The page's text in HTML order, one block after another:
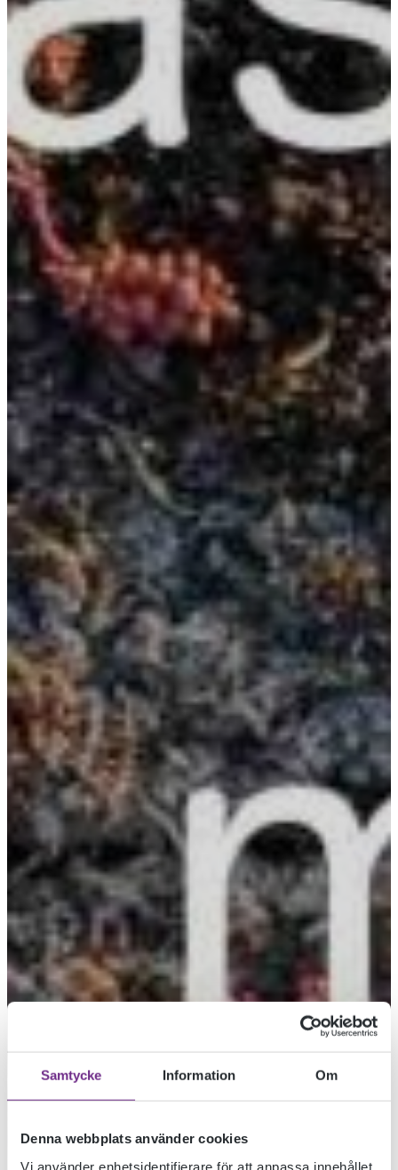
Samtycke Information Om
Denna webbplats använder cookies
Vi använder enhetsidentifierare för att anpassa innehållet